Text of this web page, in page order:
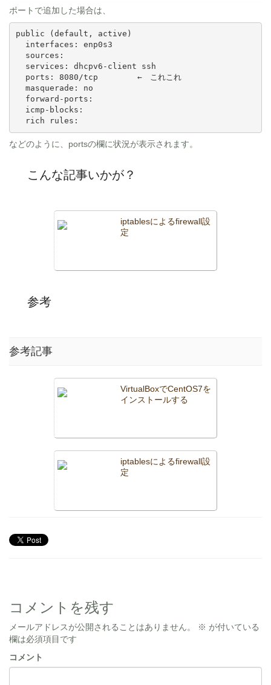
ポートで追加した場合は、
public (default, active)
  interfaces: enp0s3
  sources:
  services: dhcpv6-client ssh
  ports: 8080/tcp　　　　　←　これこれ
  masquerade: no
  forward-ports:
  icmp-blocks:
  rich rules:
などのように、portsの欄に状況が表示されます。
こんな記事いかが？
iptablesによるfirewall設
定
参考
参考記事
VirtualBoxでCentOS7を
インストールする
iptablesによるfirewall設
定
コメントを残す
メールアドレスが公開されることはありません。 ※ が付いている
欄は必須項目です
コメント